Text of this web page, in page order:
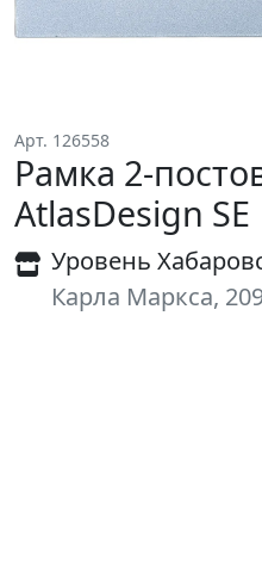
Арт. 126558
Рамка 2-
AtlasDesign SE
Уровень
Карла Маркса,